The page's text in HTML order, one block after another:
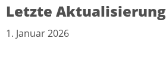
Letzte Aktualisierung
1. Januar 2026